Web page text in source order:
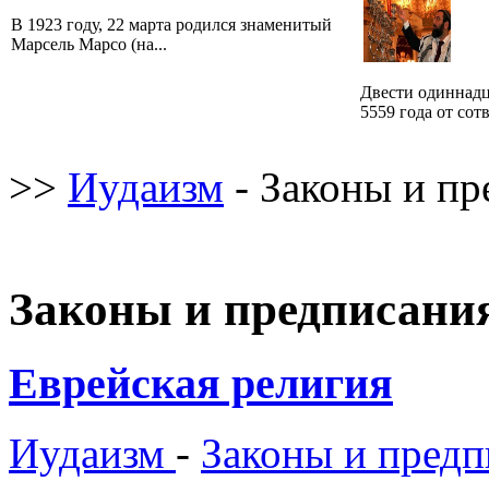
В 1923 году, 22 марта родился знаменитый
Марсель Марсо (на...
Двести
5559 года от
>> Иудаизм - Законы и
Законы и
Еврейская религия
Иудаизм - Законы и